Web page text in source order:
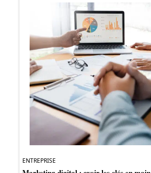
ENTREPRISE